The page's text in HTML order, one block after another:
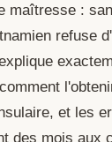
maîtresse :
refuse
et les
des mois aux